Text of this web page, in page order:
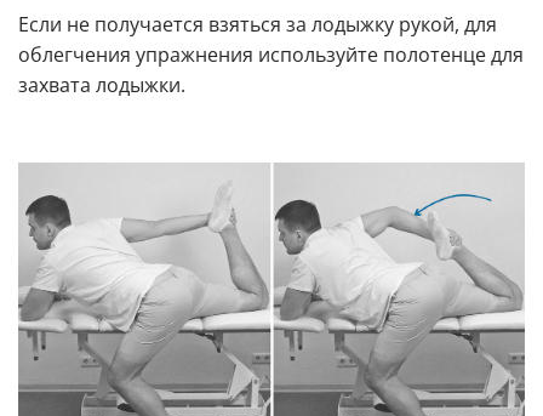
Если не получается взяться за лодыжку рукой, для
облегчения упражнения используйте полотенце для
захвата лодыжки.